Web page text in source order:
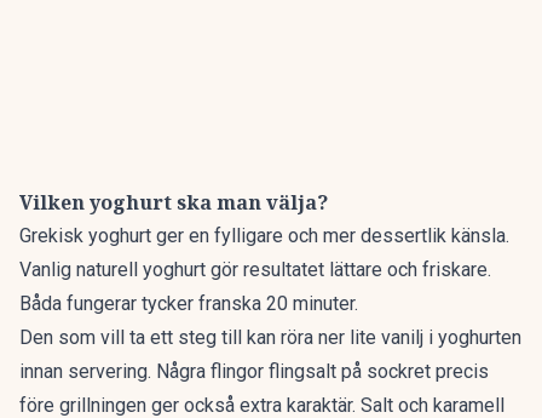
Vilken yoghurt ska man välja?
Grekisk yoghurt ger en fylligare och mer dessertlik känsla.
Vanlig naturell yoghurt gör resultatet lättare och friskare.
Båda fungerar tycker franska 20 minuter.
Den som vill ta ett steg till kan röra ner lite vanilj i yoghurten
innan servering. Några flingor flingsalt på sockret precis
före grillningen ger också extra karaktär. Salt och karamell